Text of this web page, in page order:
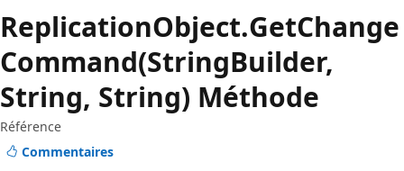
ReplicationObject.GetChange
Command(StringBuilder,
String, String) Méthode
Référence
Commentaires